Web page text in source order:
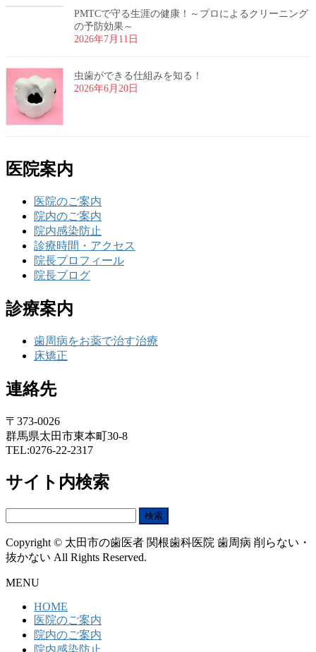
PMTCで守る生涯の健康！～プロによるクリーニング
の予防効果～
2026年7月11日
虫歯ができる仕組みを知る！
2026年6月20日
医院案内
医院のご案内
院内のご案内
院内感染防止
診療時間・アクセス
院長プロフィール
院長ブログ
診療案内
歯周病をお薬で治す治療
床矯正
連絡先
〒373-0026
群馬県太田市東本町30-8
TEL:0276-22-2317
サイト内検索
Copyright © 太田市の歯医者 関根歯科医院 歯周病 削らない・
抜かない All Rights Reserved.
MENU
HOME
医院のご案内
院内のご案内
院内感染防止